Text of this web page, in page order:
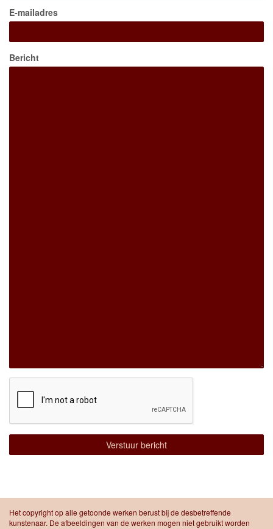
E-mailadres
Bericht
Het copyright op alle getoonde werken berust bij de desbetreffende
kunstenaar. De afbeeldingen van de werken mogen niet gebruikt worden